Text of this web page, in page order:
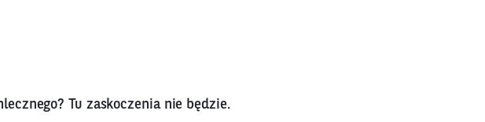
Tu zaskoczenia nie będzie.